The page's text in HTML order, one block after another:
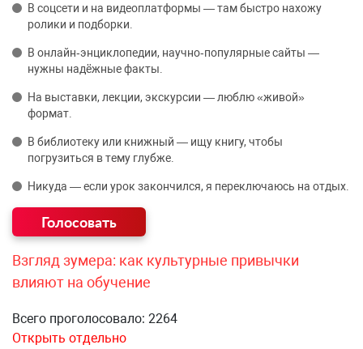
В соцсети и на видеоплатформы — там быстро нахожу
ролики и подборки.
В онлайн‑энциклопедии, научно‑популярные сайты —
нужны надёжные факты.
На выставки, лекции, экскурсии — люблю «живой»
формат.
В библиотеку или книжный — ищу книгу, чтобы
погрузиться в тему глубже.
Никуда — если урок закончился, я переключаюсь на отдых.
Взгляд зумера: как культурные привычки
влияют на обучение
Всего проголосовало: 2264
Открыть отдельно